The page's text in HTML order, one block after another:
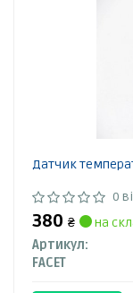
Датчик
0
380 ₴
на
Артикул:
FACET